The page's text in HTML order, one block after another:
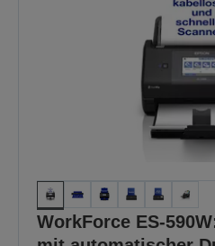
WorkForce ES-